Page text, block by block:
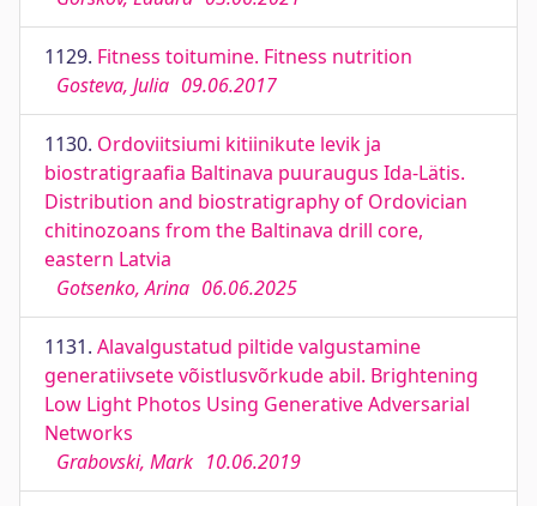
1129. Fitness toitumine. Fitness nutrition
Gosteva, Julia 09.06.2017
1130. Ordoviitsiumi kitiinikute levik ja
biostratigraafia Baltinava puuraugus Ida-Lätis.
Distribution and biostratigraphy of Ordovician
chitinozoans from the Baltinava drill core,
eastern Latvia
Gotsenko, Arina 06.06.2025
1131. Alavalgustatud piltide valgustamine
generatiivsete võistlusvõrkude abil. Brightening
Low Light Photos Using Generative Adversarial
Networks
Grabovski, Mark 10.06.2019